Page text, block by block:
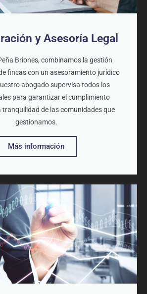
y Asesoría Legal
Briones, combinamos la gestión
fincas con un asesoramiento jurídico
abogado supervisa todos los
para garantizar el cumplimiento
tranquilidad de las comunidades que
gestionamos.
Más información